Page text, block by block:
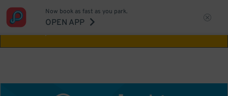
Aw Shucks!
Now book as fast as you park.
OPEN APP